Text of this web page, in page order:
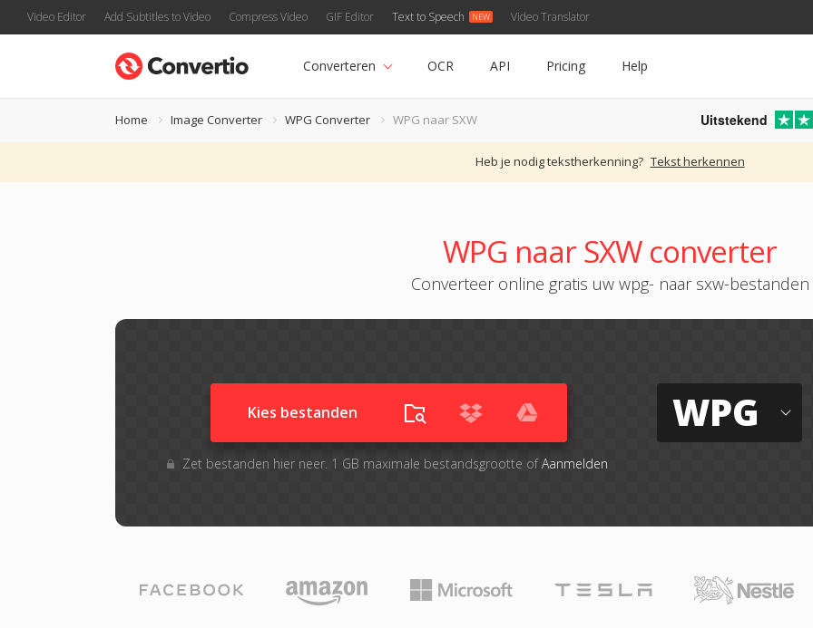
Video Editor Add Subtitles to Video Compress Video GIF Editor Text to Speech Video Translator
Converteren OCR API Pricing Help
Home Image Converter WPG Converter WPG naar SXW Uitstekend
Heb je nodig tekstherkenning? Tekst herkennen
WPG naar SXW converter
Converteer online gratis uw wpg- naar sxw-bestanden
Kies bestanden
Zet bestanden hier neer. 1 GB maximale bestandsgrootte ofAanmelden
WPG